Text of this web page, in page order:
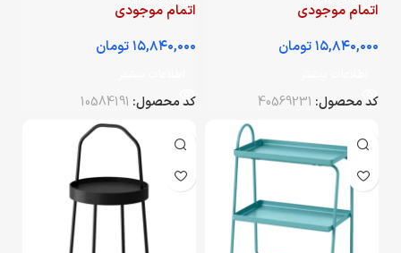
اتمام موجودی
تومان
کد محصول: 40569231
اتمام موجودی
تومان
کد محصول: 10584191